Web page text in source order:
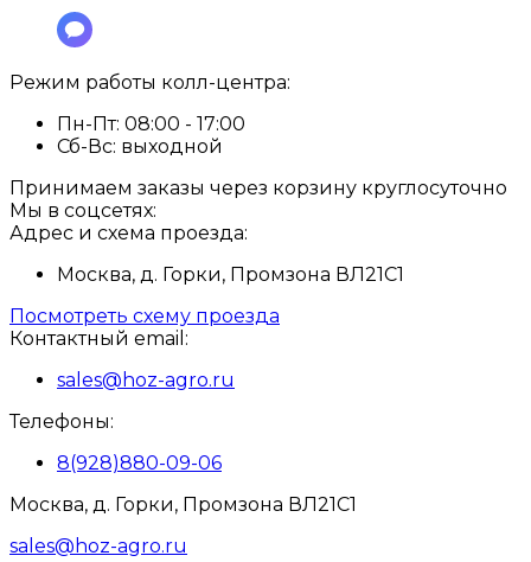
Режим работы колл-центра:
Пн-Пт: 08:00 - 17:00
Сб-Вс: выходной
Принимаем заказы через корзину круглосуточно
Мы в соцсетях:
Адрес и схема проезда:
Москва, д. Горки, Промзона ВЛ21С1
Посмотреть схему проезда
Контактный email:
sales@hoz-agro.ru
Телефоны:
8(928)880-09-06
Москва, д. Горки, Промзона ВЛ21С1
sales@hoz-agro.ru